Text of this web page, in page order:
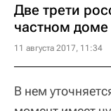
Две трети
частном
11 августа 2017, 11:34
В нем